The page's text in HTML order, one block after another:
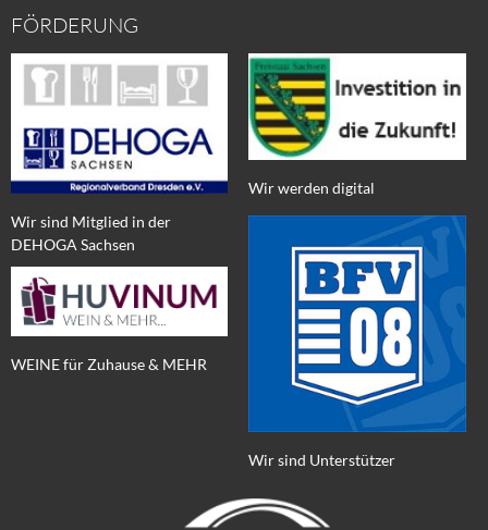
FÖRDERUNG
Wir sind Mitglied in der
DEHOGA Sachsen
WEINE für Zuhause & MEHR
Wir werden digital
Wir sind Unterstützer